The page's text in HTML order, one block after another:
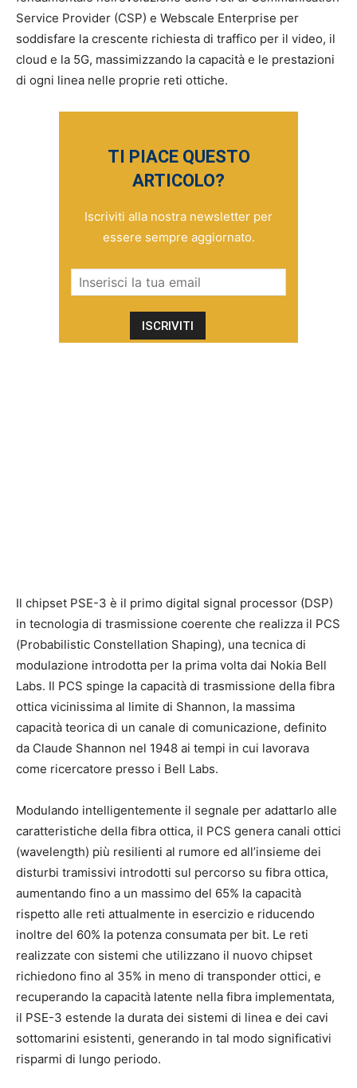
Service Provider (CSP) e Webscale Enterprise per
soddisfare la crescente richiesta di traffico per il video, il
cloud e la 5G, massimizzando la capacità e le prestazioni
di ogni linea nelle proprie reti ottiche.
TI PIACE QUESTO
ARTICOLO?
Iscriviti alla nostra newsletter per
essere sempre aggiornato.
Il chipset PSE-3 è il primo digital signal processor (DSP)
in tecnologia di trasmissione coerente che realizza il PCS
(Probabilistic Constellation Shaping), una tecnica di
modulazione introdotta per la prima volta dai Nokia Bell
Labs. Il PCS spinge la capacità di trasmissione della fibra
ottica vicinissima al limite di Shannon, la massima
capacità teorica di un canale di comunicazione, definito
da Claude Shannon nel 1948 ai tempi in cui lavorava
come ricercatore presso i Bell Labs.
Modulando intelligentemente il segnale per adattarlo alle
caratteristiche della fibra ottica, il PCS genera canali ottici
(wavelength) più resilienti al rumore ed all’insieme dei
disturbi tramissivi introdotti sul percorso su fibra ottica,
aumentando fino a un massimo del 65% la capacità
rispetto alle reti attualmente in esercizio e riducendo
inoltre del 60% la potenza consumata per bit. Le reti
realizzate con sistemi che utilizzano il nuovo chipset
richiedono fino al 35% in meno di transponder ottici, e
recuperando la capacità latente nella fibra implementata,
il PSE-3 estende la durata dei sistemi di linea e dei cavi
sottomarini esistenti, generando in tal modo significativi
risparmi di lungo periodo.